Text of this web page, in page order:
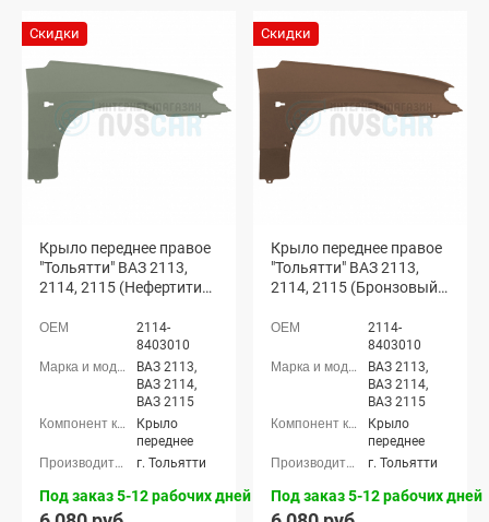
Скидки
Крыло переднее правое
"Тольятти" ВАЗ 2113,
2114, 2115 (Нефертити
2114-
8403010
ВАЗ 2113,
ВАЗ 2114,
ВАЗ 2115
Крыло
переднее
г. Тольятти
Под заказ 5-12 рабочих дней
Скидки
Крыло переднее правое
"Тольятти" ВАЗ 2113,
2114, 2115 (Бронзовый
2114-
8403010
ВАЗ 2113,
ВАЗ 2114,
ВАЗ 2115
Крыло
переднее
г. Тольятти
Под заказ 5-12 рабочих дней